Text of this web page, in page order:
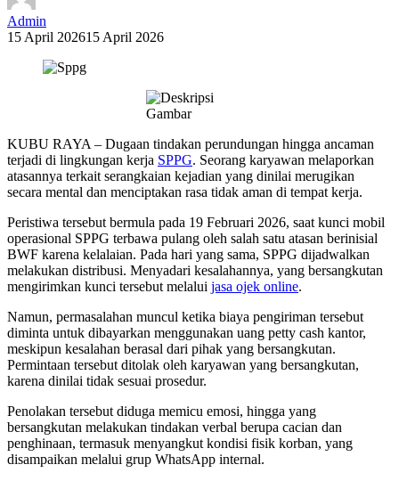
Admin
15 April 202615 April 2026
KUBU RAYA – Dugaan tindakan perundungan hingga ancaman
terjadi di lingkungan kerja SPPG. Seorang karyawan melaporkan
atasannya terkait serangkaian kejadian yang dinilai merugikan
secara mental dan menciptakan rasa tidak aman di tempat kerja.
Peristiwa tersebut bermula pada 19 Februari 2026, saat kunci mobil
operasional SPPG terbawa pulang oleh salah satu atasan berinisial
BWF karena kelalaian. Pada hari yang sama, SPPG dijadwalkan
melakukan distribusi. Menyadari kesalahannya, yang bersangkutan
mengirimkan kunci tersebut melalui jasa ojek online.
Namun, permasalahan muncul ketika biaya pengiriman tersebut
diminta untuk dibayarkan menggunakan uang petty cash kantor,
meskipun kesalahan berasal dari pihak yang bersangkutan.
Permintaan tersebut ditolak oleh karyawan yang bersangkutan,
karena dinilai tidak sesuai prosedur.
Penolakan tersebut diduga memicu emosi, hingga yang
bersangkutan melakukan tindakan verbal berupa cacian dan
penghinaan, termasuk menyangkut kondisi fisik korban, yang
disampaikan melalui grup WhatsApp internal.